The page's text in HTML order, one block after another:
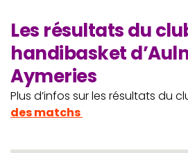
Les résultats du
handibasket
Aymeries
Plus d’infos sur les résultats du
des matchs